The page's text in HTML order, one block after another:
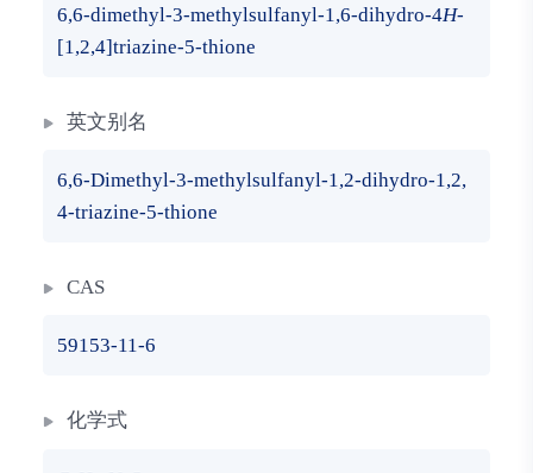
6,6-dimethyl-3-methylsulfanyl-1,6-dihydro-4H-
[1,2,4]triazine-5-thione
英文别名
6,6-Dimethyl-3-methylsulfanyl-1,2-dihydro-1,2,
4-triazine-5-thione
CAS
59153-11-6
化学式